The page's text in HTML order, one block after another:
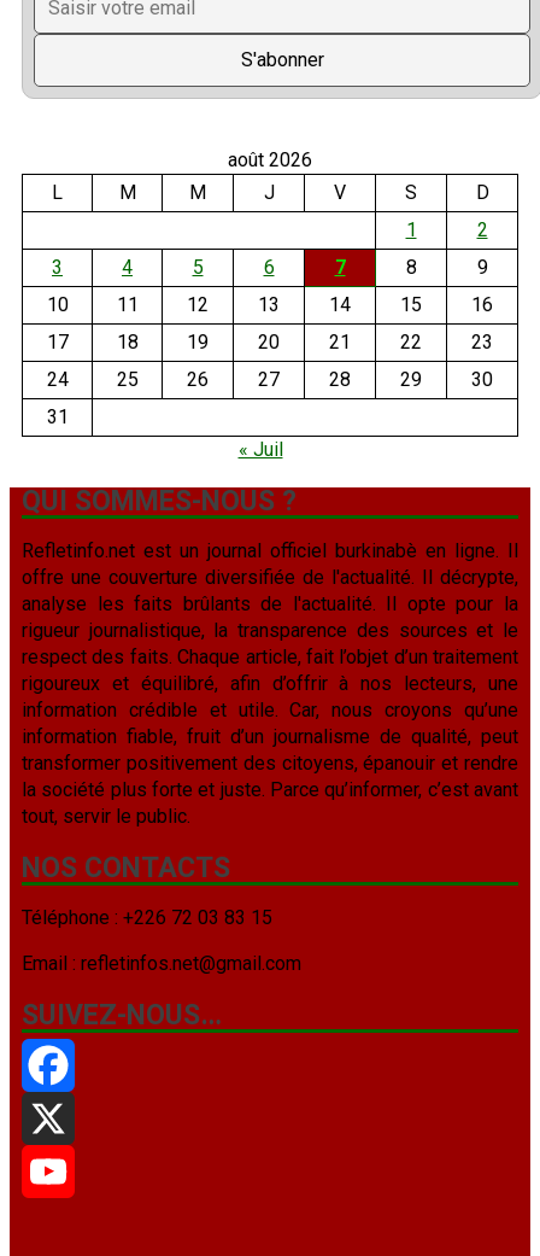
août 2026
L
M M J V S
D
1
2
3
4 5 6 7 8
9
10
11 12 13 14 15
16
17
18 19 20 21 22
23
24
25 26 27 28 29
30
31
« Juil
QUI SOMMES-NOUS ?
Refletinfo.net est un journal officiel burkinabè en ligne. Il
offre une couverture diversifiée de l'actualité. Il décrypte,
analyse les faits brûlants de l'actualité. Il opte pour la
rigueur journalistique, la transparence des sources et le
respect des faits. Chaque article, fait l’objet d’un traitement
rigoureux et équilibré, afin d’offrir à nos lecteurs, une
information crédible et utile. Car, nous croyons qu’une
information fiable, fruit d’un journalisme de qualité, peut
transformer positivement des citoyens, épanouir et rendre
la société plus forte et juste. Parce qu’informer, c’est avant
tout, servir le public.
NOS CONTACTS
Téléphone : +226 72 03 83 15
Email : refletinfos.net@gmail.com
SUIVEZ-NOUS…
Facebook
X